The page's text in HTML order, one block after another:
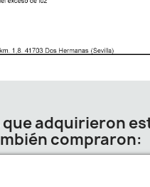
adquirieron
compraron: